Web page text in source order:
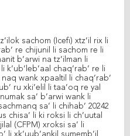
sachom (Icefi) xtz’il rix li
re chijunil li sachom re li
b’arwi na tz’ilman li
k’ub’leb’aal chaq’rab’ re li
wank xpaaltil li chaq’rab’
ru xki’elil li taa’oq re yal
sa’ b’arwi wank li
sa’ li chihab’ 20242
chisa’ li ki roksi li ch’uutal
(CFPM) xroksi sa’ li
li xk’uub’ankil sumemb’il